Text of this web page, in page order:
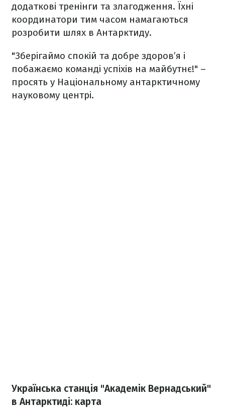
додаткові тренінги та злагодження. Їхні
координатори тим часом намагаються
розробити шлях в Антарктиду.
"Зберігаймо спокій та добре здоров’я і
побажаємо команді успіхів на майбутнє!" –
просять у Національному антарктичному
науковому центрі.
Українська станція "Академік Вернадський"
в Антарктиді: карта